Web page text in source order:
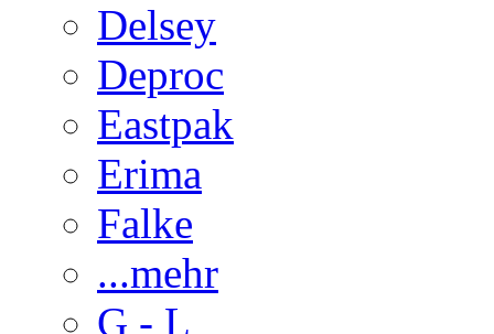
Delsey
Deproc
Eastpak
Erima
Falke
...mehr
G - L